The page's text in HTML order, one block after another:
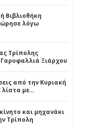
Βιβλιοθήκη
λόγω
Τρίπολης
Ξιάρχου
από την Κυριακή
λίστα με…
και μηχανάκι
Τρίπολη